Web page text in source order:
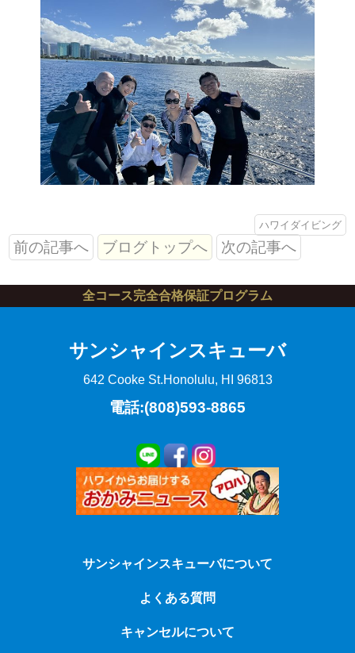
ハワイダイビング
前の記事へ ブログトップへ 次の記事へ
全コース完全合格保証プログラム
サンシャインスキューバ
642 Cooke St.Honolulu, HI 96813
電話:(808)593-8865
サンシャインスキューバについて
よくある質問
キャンセルについて